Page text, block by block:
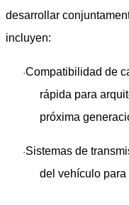
desarrollar
incluyen:
·Compatibilidad de
rápida para
próxima
·Sistemas de
del vehículo